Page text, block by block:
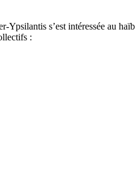
s’est intéressée au
: